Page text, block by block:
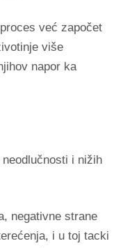
već započet
više
napor ka
i nižih
negativne strane
i u toj tacki